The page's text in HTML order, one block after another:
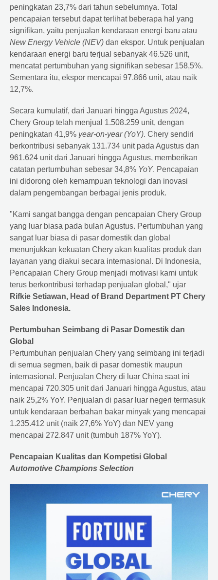
peningkatan 23,7% dari tahun sebelumnya. Total
pencapaian tersebut dapat terlihat beberapa hal yang
signifikan, yaitu penjualan kendaraan energi baru atau
New Energy Vehicle (NEV) dan ekspor. Untuk penjualan
kendaraan energi baru terjual sebanyak 46.526 unit,
mencatat pertumbuhan yang signifikan sebesar 158,5%.
Sementara itu, ekspor mencapai 97.866 unit, atau naik
12,7%.
Secara kumulatif, dari Januari hingga Agustus 2024,
Chery Group telah menjual 1.508.259 unit, dengan
peningkatan 41,9% year-on-year (YoY). Chery sendiri
berkontribusi sebanyak 131.734 unit pada Agustus dan
961.624 unit dari Januari hingga Agustus, memberikan
catatan pertumbuhan sebesar 34,8% YoY. Pencapaian
ini didorong oleh kemampuan teknologi dan inovasi
dalam pengembangan berbagai jenis produk.
"Kami sangat bangga dengan pencapaian Chery Group
yang luar biasa pada bulan Agustus. Pertumbuhan yang
sangat luar biasa di pasar domestik dan global
menunjukkan kekuatan Chery akan kualitas produk dan
layanan yang diakui secara internasional. Di Indonesia,
Pencapaian Chery Group menjadi motivasi kami untuk
terus berkontribusi terhadap penjualan global," ujar
Rifkie Setiawan, Head of Brand Department PT Chery
Sales Indonesia.
Pertumbuhan Seimbang di Pasar Domestik dan
Global
Pertumbuhan penjualan Chery yang seimbang ini terjadi
di semua segmen, baik di pasar domestik maupun
internasional. Penjualan Chery di luar China saat ini
mencapai 720.305 unit dari Januari hingga Agustus, atau
naik 25,2% YoY. Penjualan di pasar luar negeri termasuk
untuk kendaraan berbahan bakar minyak yang mencapai
1.235.412 unit (naik 27,6% YoY) dan NEV yang
mencapai 272.847 unit (tumbuh 187% YoY).
Pencapaian Kualitas dan Kompetisi Global
Automotive Champions Selection